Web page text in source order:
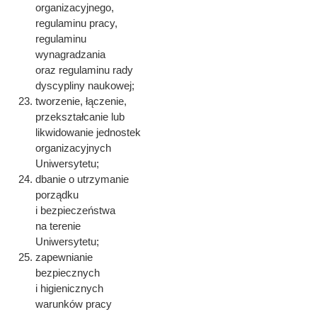
organizacyjnego,
regulaminu pracy,
regulaminu
wynagradzania
oraz regulaminu rady
dyscypliny naukowej;
tworzenie, łączenie,
przekształcanie lub
likwidowanie jednostek
organizacyjnych
Uniwersytetu;
dbanie o utrzymanie
porządku
i bezpieczeństwa
na terenie
Uniwersytetu;
zapewnianie
bezpiecznych
i higienicznych
warunków pracy